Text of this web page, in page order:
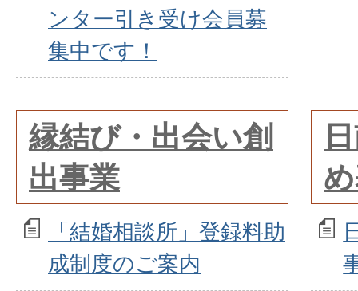
ンター引き受け会員募
集中です！
縁結び・出会い創
出事業
「結婚相談所」登録料助
成制度のご案内